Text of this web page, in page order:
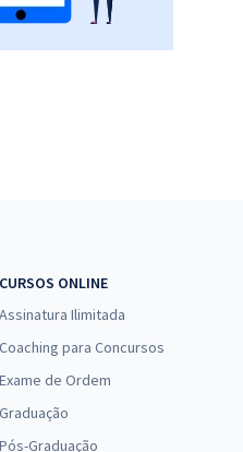
CURSOS ONLINE
Assinatura Ilimitada
Coaching para Concursos
Exame de Ordem
Graduação
Pós-Graduação